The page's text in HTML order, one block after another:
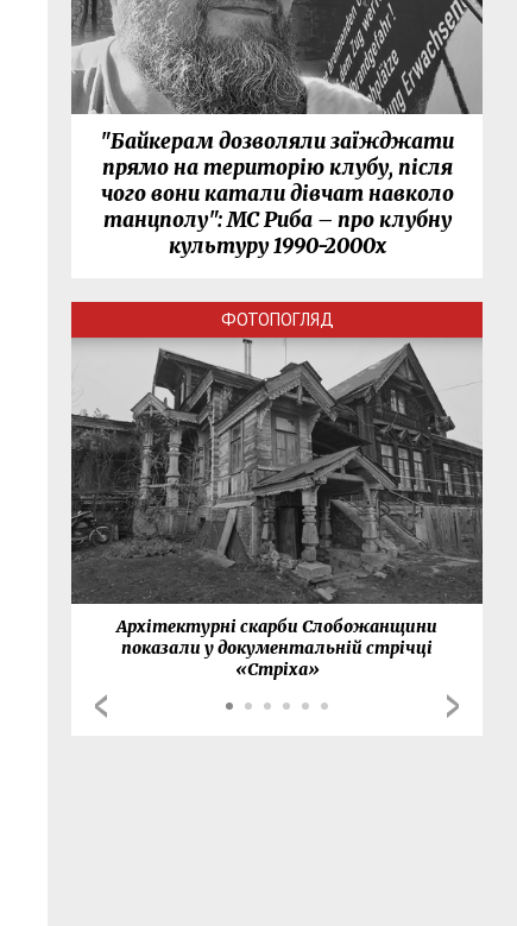
"Байкерам дозволяли заїжджати
прямо на територію клубу, після
чого вони катали дівчат навколо
танцполу": МС Риба – про клубну
культуру 1990-2000х
ФОТОПОГЛЯД
Архітектурні скарби Слобожанщини
показали у документальній стрічці
«Стріха»